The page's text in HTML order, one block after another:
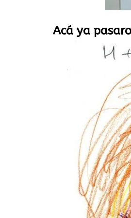
Acá ya